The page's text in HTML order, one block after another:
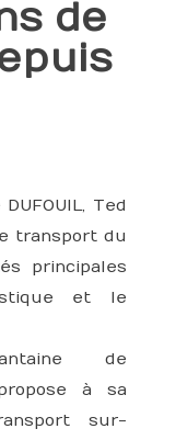
de
Ted
transport du
principales
et le
de
à sa
sur-